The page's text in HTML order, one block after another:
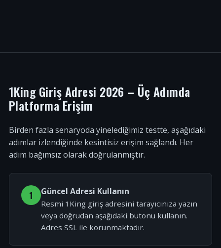
1King Giriş Adresi 2026 – Üç Adımda
Platforma Erişim
Birden fazla senaryoda yinelediğimiz testte, aşağıdaki
adımlar izlendiğinde kesintisiz erişim sağlandı. Her
adım bağımsız olarak doğrulanmıştır.
1 Güncel Adresi Kullanın
Resmi 1King giriş adresini tarayıcınıza yazın
veya doğrudan aşağıdaki butonu kullanın.
Adres SSL ile korunmaktadır.